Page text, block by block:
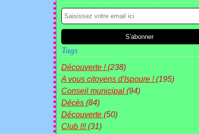
Tags
Découverte !(238)
A vous citoyens d'Ispoure !(195)
Conseil municipal(94)
Décès(84)
Découverte(50)
Club !!!(31)